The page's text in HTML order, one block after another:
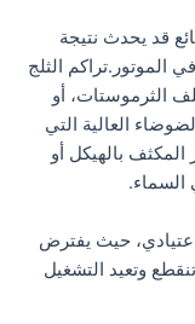
قد يحدث نتيجة
الموتور.تراكم الثلج
الثرموستات، أو
العالية التي
بالهيكل أو
حيث يفترض
وتعيد التشغيل